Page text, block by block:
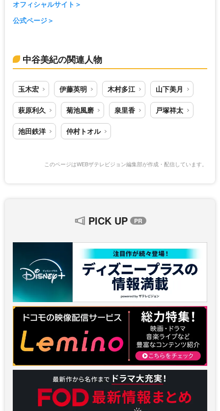
オフィシャルサイト
公式ページ
中谷美紀の関連人物
玉木宏 伊藤英明 木村多江 山下美月
萩原利久 菊池風磨 泉里香 戸塚祥太
池田鉄洋 仲村トオル
このページはWEBザテレビジョン編集部が作成・配信しています。
PICK UP